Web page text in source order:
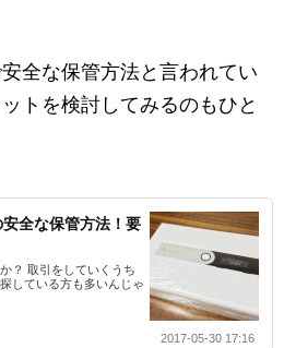
全な保管方法と言われてい
トを検討してみるのもひと
全な保管方法！要
？ 取引をしていくうち
している方も多いんじゃ
2017-05-30 17:16